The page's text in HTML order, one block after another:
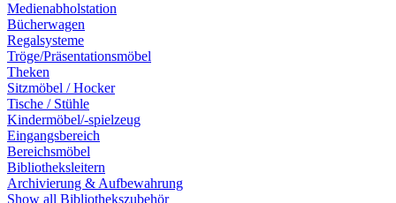
Medienabholstation
Bücherwagen
Regalsysteme
Tröge/Präsentationsmöbel
Theken
Sitzmöbel / Hocker
Tische / Stühle
Kindermöbel/-spielzeug
Eingangsbereich
Bereichsmöbel
Bibliotheksleitern
Archivierung & Aufbewahrung
Show all Bibliothekszubehör